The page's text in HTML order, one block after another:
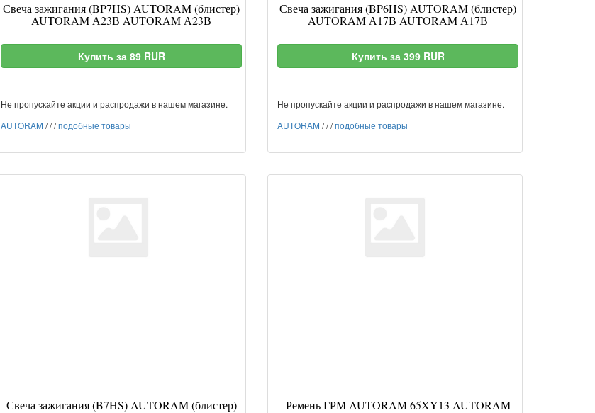
Свеча зажигания (BP7HS) AUTORAM (блистер)
AUTORAM А23В AUTORAM А23В
Купить за 89 RUR
Не пропускайте акции и распродажи в нашем магазине.
AUTORAM ///подобные товары
Свеча зажигания (BP6HS) AUTORAM (блистер)
AUTORAM А17В AUTORAM А17В
Купить за 399 RUR
Не пропускайте акции и распродажи в нашем магазине.
AUTORAM ///подобные товары
Свеча зажигания (B7HS) AUTORAM (блистер)
Ремень ГРМ AUTORAM 65XY13 AUTORAM